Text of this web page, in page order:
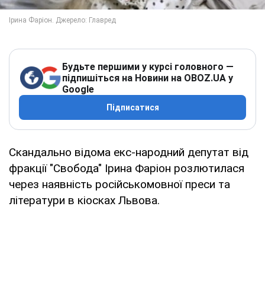
Будьте першими у курсі головного —
підпишіться на Новини на OBOZ.UA у
Google
Підписатися
Скандально відома екс-народний депутат від
фракції "Свобода" Ірина Фаріон розлютилася
через наявність російськомовної преси та
літератури в кіосках Львова.